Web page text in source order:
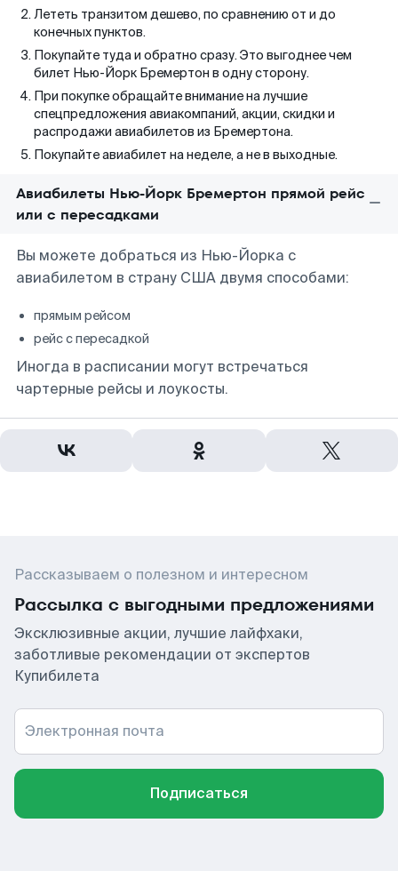
Лететь транзитом дешево, по сравнению от и до
конечных пунктов.
Покупайте туда и обратно сразу. Это выгоднее чем
билет Нью-Йорк Бремертон в одну сторону.
При покупке обращайте внимание на лучшие
спецпредложения авиакомпаний, акции, скидки и
распродажи авиабилетов из Бремертона.
Покупайте авиабилет на неделе, а не в выходные.
Авиабилеты Нью-Йорк Бремертон прямой рейс
или с пересадками
Вы можете добраться из Нью-Йорка с
авиабилетом в страну США двумя способами:
прямым рейсом
рейс с пересадкой
Иногда в расписании могут встречаться
чартерные рейсы и лоукосты.
Рассказываем о полезном и интересном
Рассылка с выгодными предложениями
Эксклюзивные акции, лучшие лайфхаки,
заботливые рекомендации от экспертов
Купибилета
Электронная почта
Подписаться